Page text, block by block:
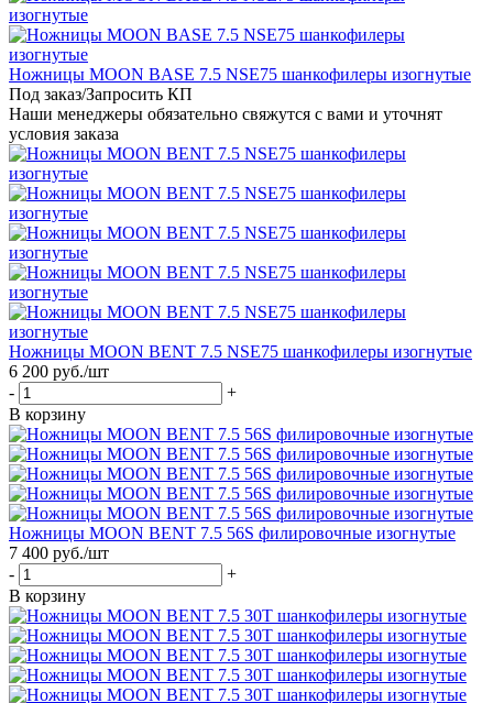
Ножницы MOON BASE 7.5 NSE75 шанкофилеры изогнутые
Под заказ/Запросить КП
Наши менеджеры обязательно свяжутся с вами и уточнят
условия заказа
Ножницы MOON BENT 7.5 NSE75 шанкофилеры изогнутые
6 200 руб./шт
-
+
В корзину
Ножницы MOON BENT 7.5 56S филировочные изогнутые
7 400 руб./шт
-
+
В корзину